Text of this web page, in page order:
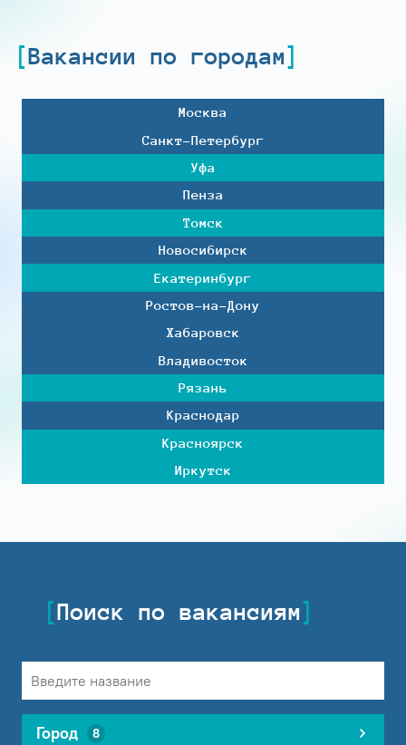
Вакансии по городам
Москва
Санкт-Петербург
Уфа
Пенза
Томск
Новосибирск
Екатеринбург
Ростов-на-Дону
Хабаровск
Владивосток
Рязань
Краснодар
Красноярск
Иркутск
Поиск по вакансиям
Город 8